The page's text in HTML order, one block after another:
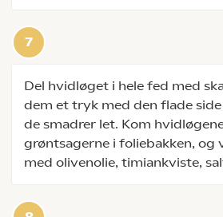
Del hvidløget i hele fed med
dem et tryk med den flade side
de smadrer let. Kom
grøntsagerne i foliebakken, og
med olivenolie, timiankviste,